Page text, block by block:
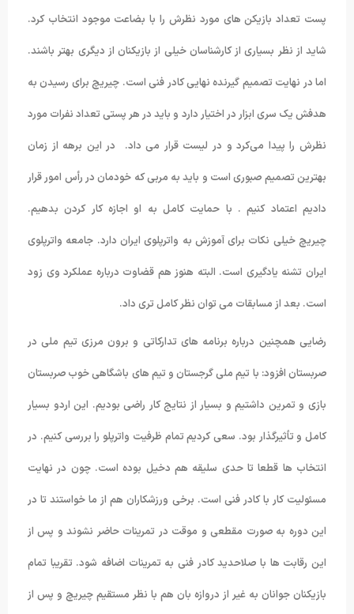
پست تعداد بازیکن های مورد نظرش را با بضاعت موجود انتخاب کرد.
شاید از نظر بسیاری از کارشناسان خیلی از بازیکنان از دیگری بهتر باشند.
اما در نهایت تصمیم گیرنده نهایی کادر فنی است. چیریچ برای رسیدن به
هدفش یک سری ابزار در اختیار دارد و باید در هر پستی تعداد نفرات مورد
نظرش را پیدا می‌کرد و در لیست قرار می داد. در این برهه از زمان
بهترین تصمیم صبوری است و باید به مربی که خودمان در رأس امور قرار
دادیم اعتماد کنیم . با حمایت کامل به او اجازه کار کردن بدهیم.
چیریچ خیلی نکات برای آموزش به واترپلوی ایران دارد. جامعه واترپلوی
ایران تشنه یادگیری است. البته هنوز هم قضاوت درباره عملکرد وی زود
است. بعد از مسابقات می توان نظر کامل تری داد.
رضایی همچنین درباره برنامه های تدارکاتی و برون مرزی تیم ملی در
صربستان افزود: با تیم ملی گرجستان و تیم های باشگاهی خوب صربستان
بازی و تمرین داشتیم و بسیار از نتایج کار راضی بودیم. این اردو بسیار
کامل و تأثیرگذار بود. سعی کردیم تمام ظرفیت واترپلو را بررسی کنیم. در
انتخاب ها قطعا تا حدی سلیقه هم دخیل بوده است. چون در نهایت
مسئولیت کار با کادر فنی است. برخی ورزشکاران هم از ما خواستند تا در
این دوره به صورت مقطعی و موقت در تمرینات حاضر نشوند و پس از
این رقابت ها با صلاحدید کادر فنی به تمرینات اضافه شود. تقریبا تمام
بازیکنان جوانان به غیر از دروازه بان هم با نظر مستقیم چیریچ و پس از